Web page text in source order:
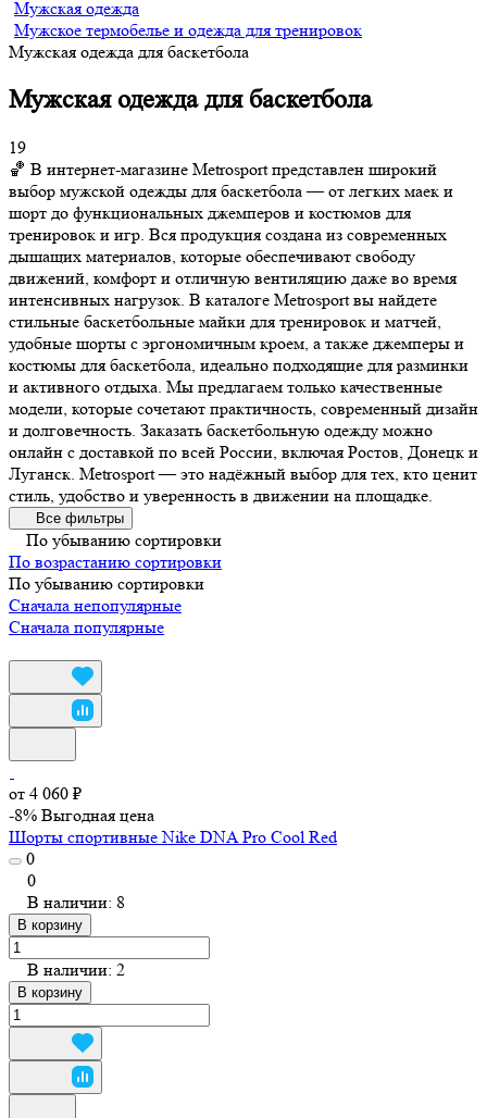
Мужская одежда
Мужское термобелье и одежда для тренировок
Мужская одежда для баскетбола
Мужская одежда для баскетбола
19
🏀 В интернет-магазине Metrosport представлен широкий
выбор мужской одежды для баскетбола — от легких маек и
шорт до функциональных джемперов и костюмов для
тренировок и игр. Вся продукция создана из современных
дышащих материалов, которые обеспечивают свободу
движений, комфорт и отличную вентиляцию даже во время
интенсивных нагрузок. В каталоге Metrosport вы найдете
стильные баскетбольные майки для тренировок и матчей,
удобные шорты с эргономичным кроем, а также джемперы и
костюмы для баскетбола, идеально подходящие для разминки
и активного отдыха. Мы предлагаем только качественные
модели, которые сочетают практичность, современный дизайн
и долговечность. Заказать баскетбольную одежду можно
онлайн с доставкой по всей России, включая Ростов, Донецк и
Луганск. Metrosport — это надёжный выбор для тех, кто ценит
стиль, удобство и уверенность в движении на площадке.
Все фильтры
По убыванию сортировки
По возрастанию сортировки
По убыванию сортировки
Сначала непопулярные
Сначала популярные
от 4 060 ₽
-8% Выгодная цена
Шорты спортивные Nike DNA Pro Cool Red
0
0
В наличии: 8
В корзину
В наличии: 2
В корзину